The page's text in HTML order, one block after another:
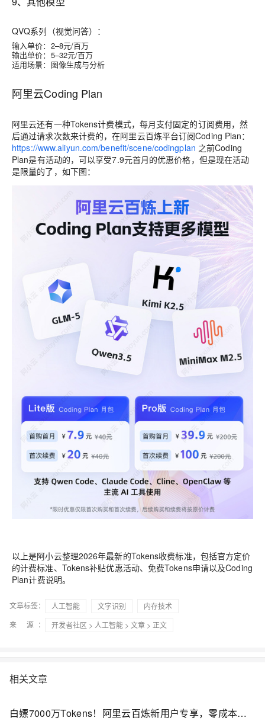
QVQ系列（视觉问答）：
输入单价：2–8元/百万
输出单价：5–32元/百万
适用场景：图像生成与分析
阿里云Coding Plan
阿里云还有一种Tokens计费模式，每月支付固定的订阅费用，然
后通过请求次数来计费的，在阿里云百炼平台订阅Coding Plan：
https://www.aliyun.com/benefit/scene/codingplan 之前Coding
Plan是有活动的，可以享受7.9元首月的优惠价格，但是现在活动
是限量的了，如下图：
以上是阿小云整理2026年最新的Tokens收费标准，包括官方定价
的计费标准、Tokens补贴优惠活动、免费Tokens申请以及Coding
Plan计费说明。
文章标签： 人工智能 文字识别
内存技术
来 源：
开发者社区 > 人工智能 > 文章 > 正文
相关文章
白嫖7000万Tokens！阿里云百炼新用户专享，零成本玩转通义千问等70+大模型